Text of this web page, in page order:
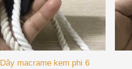
Dây macrame kem phi 6